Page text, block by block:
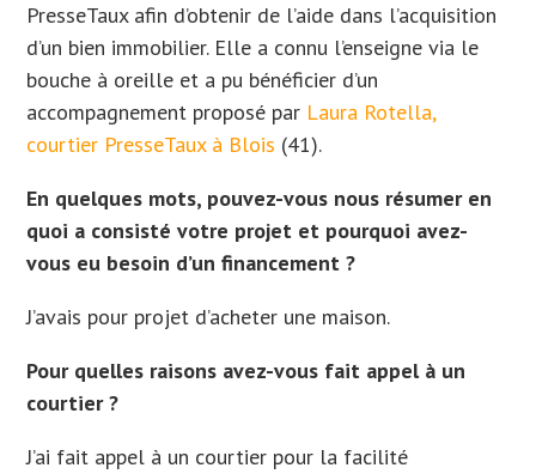
PresseTaux afin d’obtenir de l’aide dans l’acquisition
d’un bien immobilier.Elle a connu l’enseigne via le
bouche à oreille et a pu bénéficier d’un
accompagnement proposé par Laura Rotella,
courtier PresseTaux à Blois (41).
En quelques mots, pouvez-vous nous résumer en
quoi a consisté votre projet et pourquoi avez-
vous eu besoin d’un financement ?
J’avais pour projet d’acheter une maison.
Pour quelles raisons avez-vous fait appel à un
courtier ?
J’ai fait appel à un courtier pour la facilité